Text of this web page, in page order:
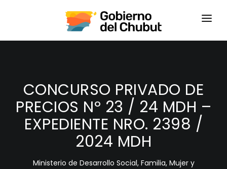
HOME
CONCURSO PRIVADO DE
PRECIOS Nº 23 / 24 MDH –
EXPEDIENTE NRO. 2398 /
2024 MDH
Ministerio de Desarrollo Social, Familia, Mujer y